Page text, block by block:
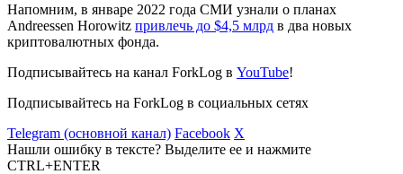
Напомним, в январе 2022 года СМИ узнали о планах
Andreessen Horowitz привлечь до $4,5 млрд в два новых
криптовалютных фонда.
Подписывайтесь на канал ForkLog в YouTube!
Подписывайтесь на ForkLog в социальных сетях
Telegram (основной канал) Facebook X
Нашли ошибку в тексте? Выделите ее и нажмите
CTRL+ENTER